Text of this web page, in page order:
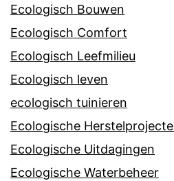
Ecologisch Bouwen
Ecologisch Comfort
Ecologisch Leefmilieu
Ecologisch leven
ecologisch tuinieren
Ecologische
Ecologische Uitdagingen
Ecologische Waterbeheer